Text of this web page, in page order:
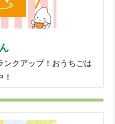
ンクアップ！おうちごは